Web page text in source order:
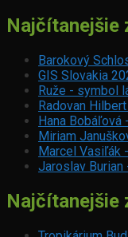
Najčítanejšie
Barokový
GIS Slovakia
Ruže - symbol
Radovan
Hana
Miriam
Marcel Vasiľák
Jaroslav
Najčítanejšie